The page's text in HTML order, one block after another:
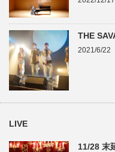
THE
2021/6/22
LIVE
11/28 末